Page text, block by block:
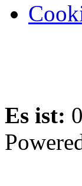
Es ist: